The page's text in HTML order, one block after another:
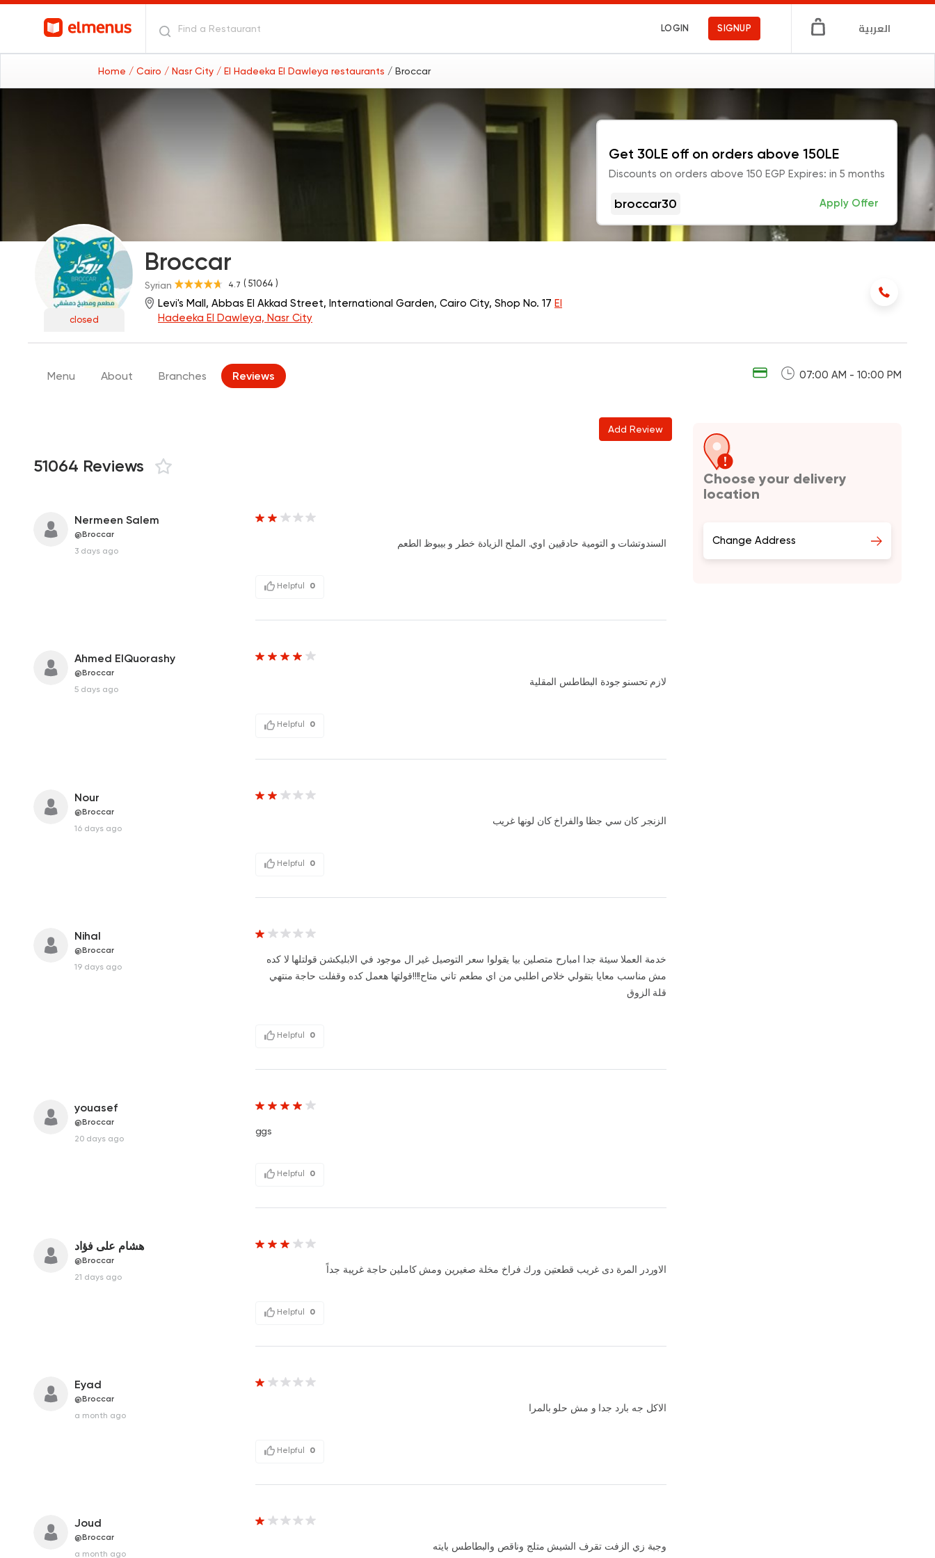
LOGIN SIGNUP العربية
Home / Cairo / Nasr City / El Hadeeka El Dawleya restaurants / Broccar
Get 30LE off on orders above 150LE
Discounts on orders above 150 EGP Expires: in 5 months
broccar30 Apply Offer
closed
Broccar
4.7 ( 51064 )
Syrian
Levi's Mall, Abbas El Akkad Street, International Garden, Cairo City, Shop No. 17 El
Hadeeka El Dawleya, Nasr City
07:00 AM - 10:00 PM
Menu About Branches Reviews
Add Review
51064 Reviews
Nermeen Salem
@Broccar
3 days ago
السندوتشات و التومية حادقيين اوي. الملح الزيادة خطر و بيبوظ الطعم
Helpful 0
Ahmed ElQuorashy
@Broccar
5 days ago
لازم تحسنو جودة البطاطس المقلية
Helpful 0
Nour
@Broccar
16 days ago
الزنجر كان سي جظا والفراخ كان لونها غريب
Helpful 0
Nihal
@Broccar
19 days ago
خدمة العملا سيئة جدا امبارح متصلين بيا يقولوا سعر التوصيل غير ال موجود في الابليكشن قولتلها لا كده
مش مناسب معايا بتقولي خلاص اطلبي من اي مطعم تاني متاح!!!!قولتها هعمل كده وقفلت حاجة منتهي
قلة الزوق
Helpful 0
youasef
@Broccar
20 days ago
ggs
Helpful 0
هشام على فؤاد
@Broccar
21 days ago
الاوردر المرة دى غريب قطعتين ورك فراخ مخلة صغيرين ومش كاملين حاجة غريبة جداً
Helpful 0
Eyad
@Broccar
a month ago
الاكل جه بارد جدا و مش حلو بالمرا
Helpful 0
Joud
@Broccar
a month ago
وجبة زي الزفت تقرف الشيش متلج وناقص والبطاطس بايته
Choose your delivery
location
Change Address